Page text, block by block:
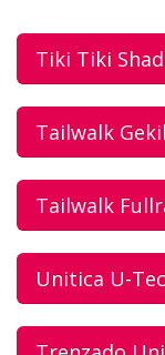
Tiki Tiki
Tailwalk
Tailwalk
Unitica U-